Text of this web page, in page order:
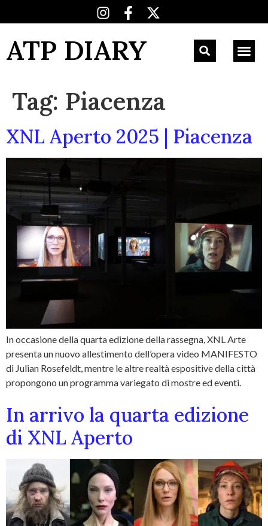
ATP DIARY
Tag: Piacenza
XNL Aperto 2025 | Piacenza
In occasione della quarta edizione della rassegna, XNL Arte
presenta un nuovo allestimento dell’opera video MANIFESTO
di Julian Rosefeldt, mentre le altre realtà espositive della città
propongono un programma variegato di mostre ed eventi.
In arrivo la quarta edizione
di XNL Aperto